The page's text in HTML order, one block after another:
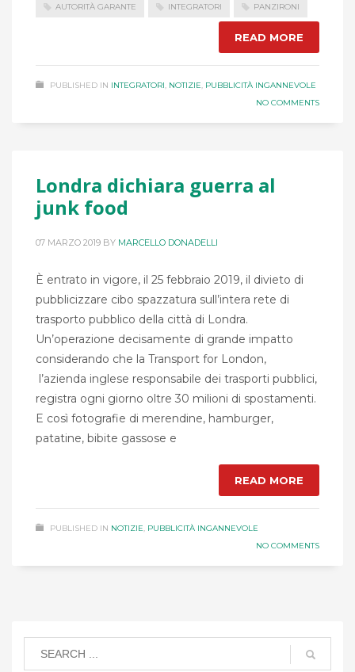
AUTORITÀ GARANTE INTEGRATORI PANZIRONI
READ MORE
PUBLISHED IN INTEGRATORI, NOTIZIE, PUBBLICITÀ INGANNEVOLE
NO COMMENTS
Londra dichiara guerra al
junk food
07 MARZO 2019 BY MARCELLO DONADELLI
È entrato in vigore, il 25 febbraio 2019, il divieto di
pubblicizzare cibo spazzatura sull’intera rete di
trasporto pubblico della città di Londra.
Un’operazione decisamente di grande impatto
considerando che la Transport for London,
l’azienda inglese responsabile dei trasporti pubblici,
registra ogni giorno oltre 30 milioni di spostamenti.
E così fotografie di merendine, hamburger,
patatine, bibite gassose e
READ MORE
PUBLISHED IN NOTIZIE, PUBBLICITÀ INGANNEVOLE
NO COMMENTS